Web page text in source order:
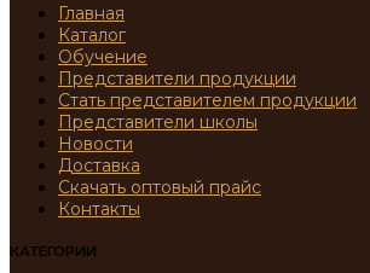
Главная
Каталог
Обучение
Представители продукции
Стать представителем продукции
Представители школы
Новости
Доставка
Скачать оптовый прайс
Контакты
КАТЕГОРИИ